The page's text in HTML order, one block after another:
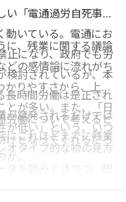
い「電通過労自死事
動いている。電通にお
止になり、政府でも労
検討されているが、本
長時間労働は是正され
が誘発されるだけでは
にこれほどまでに残業
。
に、残業に関する議論
どの感情論に流れがち
かりやすさから、上司
とが多い。また、「日
が低い」という、いつ
オタイプ的な物の見方
掃し、「残業の合理
労働について考えると
けとなってくれるだろ